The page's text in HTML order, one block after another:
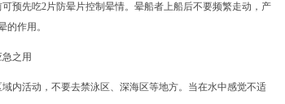
先吃2片防晕片控制晕情。晕船者上船后不要频繁走动，产
作用。
之用
活动，不要去禁泳区、深海区等地方。当在水中感觉不适